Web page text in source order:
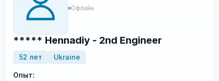
Офлайн
***** Hennadiy - 2nd Engineer
52 лет Ukraine
Опыт: